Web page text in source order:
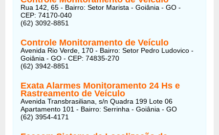
Rua 142, 65 - Bairro: Setor Marista - Goiânia - GO -
CEP: 74170-040
(62) 3092-8851
Controle Monitoramento de Veículo
Avenida Rio Verde, 170 - Bairro: Setor Pedro Ludovico -
Goiânia - GO - CEP: 74835-270
(62) 3942-8851
Exata Alarmes Monitoramento 24 Hs e
Rastreamento de Veículo
Avenida Transbrasiliana, s/n Quadra 199 Lote 06
Apartamento 101 - Bairro: Serrinha - Goiânia - GO
(62) 3954-4171